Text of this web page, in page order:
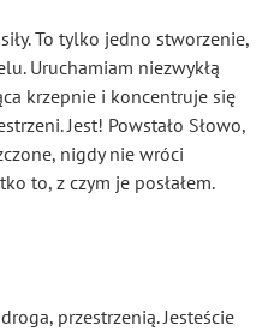
To tylko jedno stworzenie,
Uruchamiam niezwykłą
krzepnie i koncentruje się
Jest! Powstało Słowo,
nigdy nie wróci
to, z czym je posłałem.
przestrzenią. Jesteście